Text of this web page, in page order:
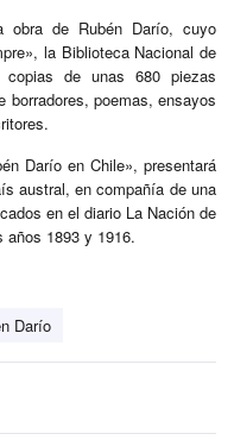
obra de Rubén Darío, cuyo
la Biblioteca Nacional de
de unas 680 piezas
borradores, poemas, ensayos
Darío en Chile», presentará
austral, en compañía de una
en el diario La Nación de
años 1893 y 1916.
Darío